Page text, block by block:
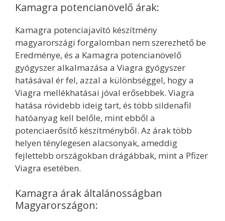
Kamagra potencianövelő árak:
Kamagra potenciajavító készítmény
magyarországi forgalomban nem szerezhető be
Eredménye, és a Kamagra potencianövelő
gyógyszer alkalmazása a Viagra gyógyszer
hatásával ér fel, azzal a különbséggel, hogy a
Viagra mellékhatásai jóval erősebbek. Viagra
hatása rövidebb ideig tart, és több sildenafil
hatóanyag kell belőle, mint ebből a
potenciaerősítő készítményből. Az árak több
helyen ténylegesen alacsonyak, ameddig
fejlettebb országokban drágábbak, mint a Pfizer
Viagra esetében.
Kamagra árak általánosságban
Magyarországon: